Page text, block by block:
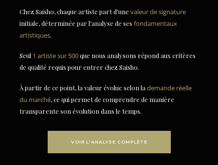
Chez Saisho, chaque artiste part d'une valeur de signature
initiale, déterminée par l'analyse de ses fondamentaux
artistiques.
Seul 1 artiste sur 500que nous analysons répond aux critères
de qualité requis pour entrer chez Saisho.
À partir de ce point, la valeur évolue selon la demande réelle
du marché, ce qui permet de comprendre de manière
transparente son évolution dans le temps.
VOIR L'ANALYSE COMPLÈTE